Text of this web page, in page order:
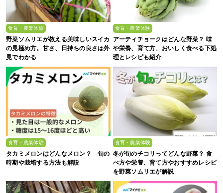
食育・農業体験
野菜ソムリエが教える美味しいスイカ
の見極め方。甘さ、日持ちの良さは外
見でわかる
食育・農業体験
アーティチョークはどんな野菜？ 味
や栄養、育て方、おいしく食べる下処
理とレシピも紹介
食育・農業体験
タカミメロンはどんなメロン？ 旬の
時期や栽培する方法も解説
食育・農業体験
冬が旬のチコリってどんな野菜？ 食
べ方や栄養、育て方やおすすめレシピ
を野菜ソムリエが解説